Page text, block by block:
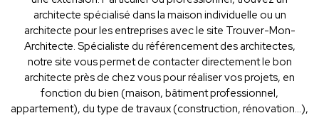
architecte spécialisé dans la maison individuelle ou un
architecte pour les entreprises avec le site Trouver-Mon-
Architecte. Spécialiste du référencement des architectes,
notre site vous permet de contacter directement le bon
architecte près de chez vous pour réaliser vos projets, en
fonction du bien (maison, bâtiment professionnel,
appartement), du type de travaux (construction, rénovation...),